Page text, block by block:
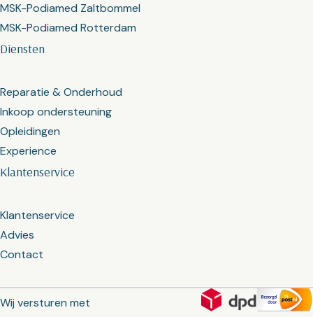
Klantenservice
Klantenservice
Advies
Contact
Diensten
Reparatie & Onderhoud
Inkoop ondersteuning
Opleidingen
Experience
MSK-Podiamed Zaltbommel
MSK-Podiamed Rotterdam
Wij versturen met